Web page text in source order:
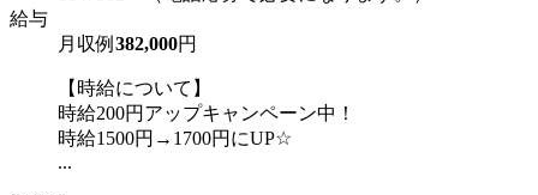
給与
月収例 382,000円
【時給について】
時給200円アップキャンペーン中！
時給1500円→1700円にUP☆
...